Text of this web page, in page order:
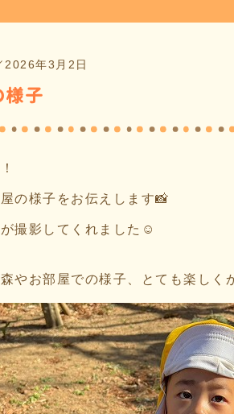
2026年3月2日
様子
の様子をお伝えします📸
撮影してくれました☺
やお部屋での様子、とても楽しく